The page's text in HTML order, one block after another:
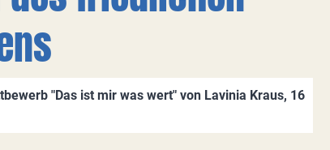
"Das ist mir was wert" von Lavinia Kraus, 16